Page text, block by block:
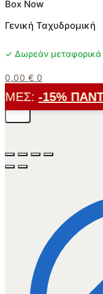
Box Now
Γενική Ταχυδρομική
✓ Δωρεάν
0,00 € 0
-15%